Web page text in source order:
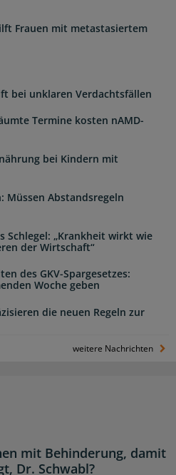
Frauen mit metastasiertem
bei unklaren Verdachtsfällen
Termine kosten nAMD-
bei Kindern mit
Müssen Abstandsregeln
Schlegel: „Krankheit wirkt wie
der Wirtschaft“
des GKV-Spargesetzes:
Woche geben
die neuen Regeln zur
weitere Nachrichten
mit Behinderung, damit
Dr. Schwabl?